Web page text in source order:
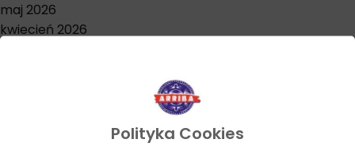
Polityka Cookies
maj 2026
kwiecień 2026